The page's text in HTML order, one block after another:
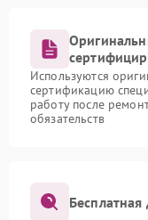
Используются
сертификацию
работу после
обязательств